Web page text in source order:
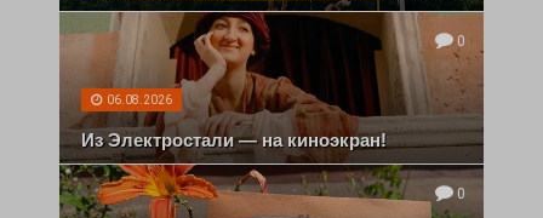
0
06.08.2026
Из Электростали — на киноэкран!
0